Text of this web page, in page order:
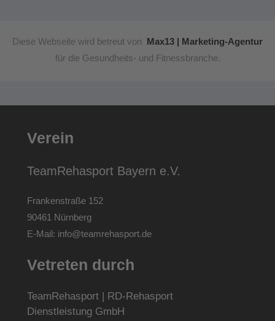
Diese Webseite wird betreut von Max13 | Marketing-Agentur
für die Gesundheits- und Fitnessbranche.
Verein
TeamRehasport Bayern e.V.
Frankenstraße 152
90461 Nürnberg
E-Mail: info@teamrehasport.de
Vetreten durch
TeamRehasport | RD-Rehasport
Dienstleistung GmbH